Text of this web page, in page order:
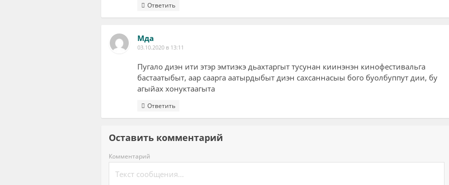
Ответить
Мда
03.10.2020 в 13:11
Пугало диэн ити этэр эмтиэкэ дьахтаргыт тусунан киинэнэн кинофестивальга
бастаатыбыт, аар саарга аатырдыбыт диэн сахсаннасыы бого буолбуппут дии, бу
агыйах хонуктаагыта
Ответить
Оставить комментарий
Комментарий